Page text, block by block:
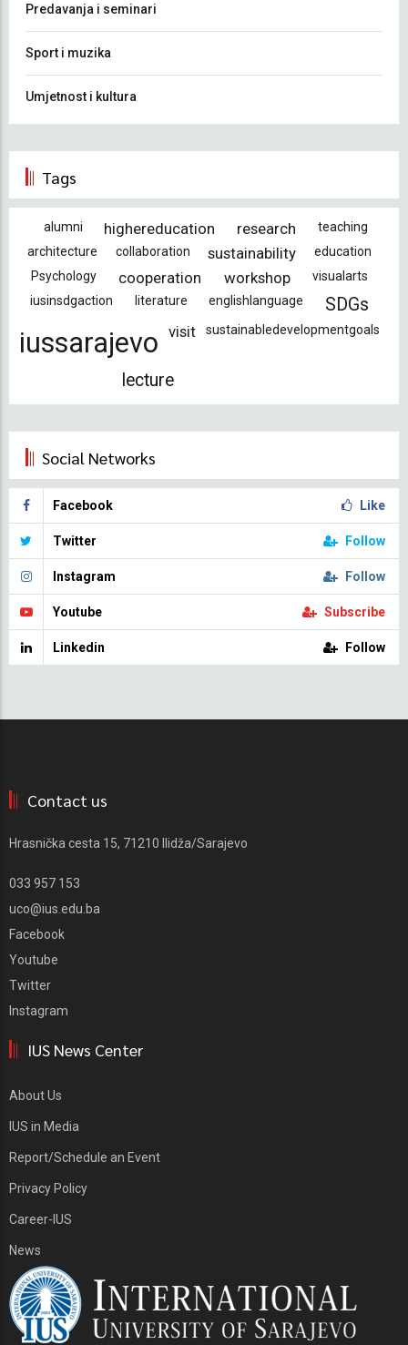
Predavanja i seminari
Sport i muzika
Umjetnost i kultura
Tags
alumni highereducation research
teaching
architecture
collaboration sustainability
education
Psychology
cooperation workshop
visualarts
iusinsdgaction
literature englishlanguage SDGs
iussarajevo visit sustainabledevelopmentgoals
lecture
Social Networks
Facebook Like
Twitter Follow
Instagram Follow
Youtube Subscribe
Linkedin Follow
Contact us
Hrasnička cesta 15, 71210 Ilidža/Sarajevo
033 957 153
uco@ius.edu.ba
Facebook
Youtube
Twitter
Instagram
IUS News Center
About Us
IUS in Media
Report/Schedule an Event
Privacy Policy
Career-IUS
News